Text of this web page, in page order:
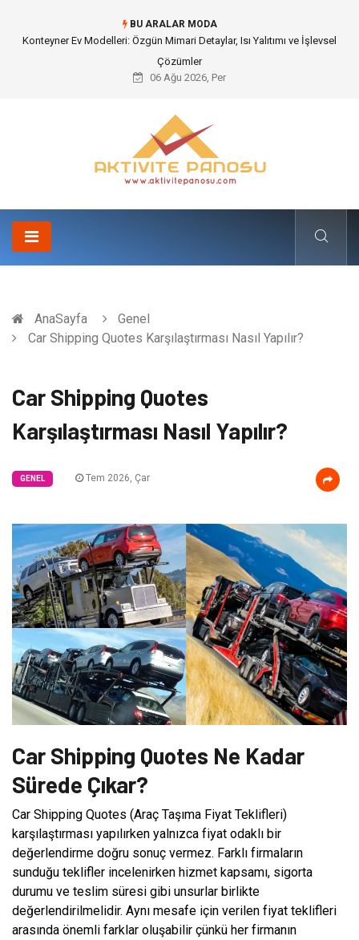
BU ARALAR MODA
Nakliye Nedir ve Tedarik Zincirindeki Önemi Nasıl Anlaşılır?
06 Ağu 2026, Per
AnaSayfa
Genel
Car Shipping Quotes Karşılaştırması Nasıl Yapılır?
Car Shipping Quotes
Karşılaştırması Nasıl Yapılır?
GENEL Tem 2026, Çar
Car Shipping Quotes Ne Kadar
Sürede Çıkar?
Car Shipping Quotes (Araç Taşıma Fiyat Teklifleri)
karşılaştırması yapılırken yalnızca fiyat odaklı bir
değerlendirme doğru sonuç vermez. Farklı firmaların
sunduğu teklifler incelenirken hizmet kapsamı, sigorta
durumu ve teslim süresi gibi unsurlar birlikte
değerlendirilmelidir. Aynı mesafe için verilen fiyat teklifleri
arasında önemli farklar oluşabilir çünkü her firmanın